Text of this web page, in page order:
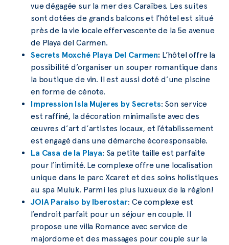
vue dégagée sur la mer des Caraïbes. Les suites
sont dotées de grands balcons et l’hôtel est situé
près de la vie locale effervescente de la 5e avenue
de Playa del Carmen.
Secrets Moxché Playa Del Carmen: L’hôtel offre la
possibilité d’organiser un souper romantique dans
la boutique de vin. Il est aussi doté d’une piscine
en forme de cénote.
Impression Isla Mujeres by Secrets: Son service
est raffiné, la décoration minimaliste avec des
œuvres d’art d’artistes locaux, et l’établissement
est engagé dans une démarche écoresponsable.
La Casa de la Playa: Sa petite taille est parfaite
pour l’intimité. Le complexe offre une localisation
unique dans le parc Xcaret et des soins holistiques
au spa Muluk. Parmi les plus luxueux de la région!
JOIA Paraiso by Iberostar: Ce complexe est
l’endroit parfait pour un séjour en couple. Il
propose une villa Romance avec service de
majordome et des massages pour couple sur la